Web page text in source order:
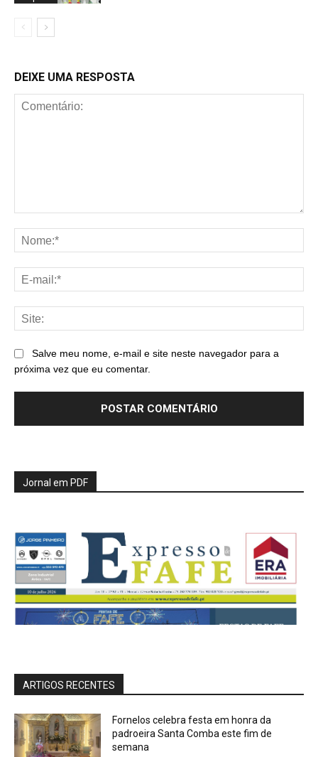
DEIXE UMA RESPOSTA
Salve meu nome, e-mail e site neste navegador para a
próxima vez que eu comentar.
Jornal em PDF
ARTIGOS RECENTES
Fornelos celebra festa em honra da
padroeira Santa Comba este fim de
semana